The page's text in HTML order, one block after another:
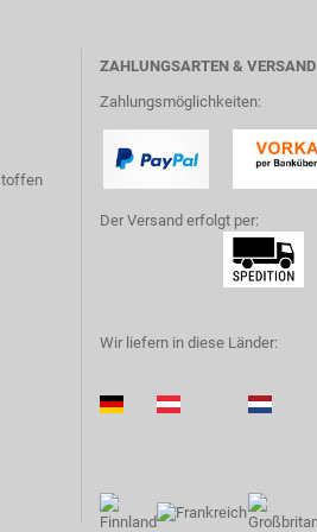
ZAHLUNGSARTEN & VERSAND
Zahlungsmöglichkeiten:
Der Versand erfolgt per:
Wir liefern in diese Länder: